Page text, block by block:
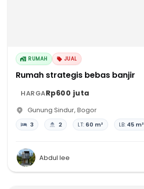
RUMAH JUAL
Rumah strategis bebas banjir
HARGARp600 juta
Gunung Sindur, Bogor
3 2 LT: 60 m² LB: 45 m²
Abdul lee